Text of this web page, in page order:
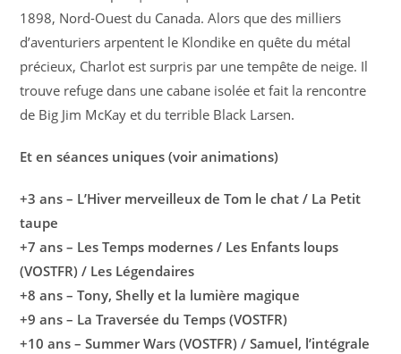
1898, Nord-Ouest du Canada. Alors que des milliers
d’aventuriers arpentent le Klondike en quête du métal
précieux, Charlot est surpris par une tempête de neige. Il
trouve refuge dans une cabane isolée et fait la rencontre
de Big Jim McKay et du terrible Black Larsen.
Et en séances uniques (voir animations)
+3 ans – L’Hiver merveilleux de Tom le chat / La Petit
taupe
+7 ans – Les Temps modernes / Les Enfants loups
(VOSTFR) / Les Légendaires
+8 ans – Tony, Shelly et la lumière magique
+9 ans – La Traversée du Temps (VOSTFR)
+10 ans – Summer Wars (VOSTFR) / Samuel, l’intégrale